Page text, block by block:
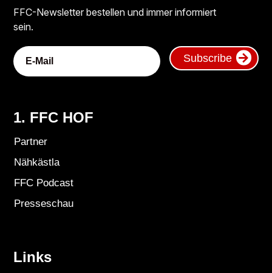
FFC-Newsletter bestellen und immer informiert
sein.
Subscribe
1. FFC HOF
Partner
Nähkästla
FFC Podcast
Presseschau
Links